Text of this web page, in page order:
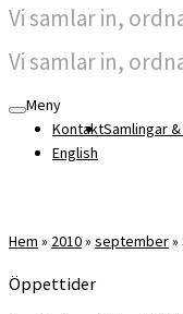
Vi samlar in,
Vi samlar in,
Meny
KontaktSamlingar
English
Hem » 2010» september»
Öppettider